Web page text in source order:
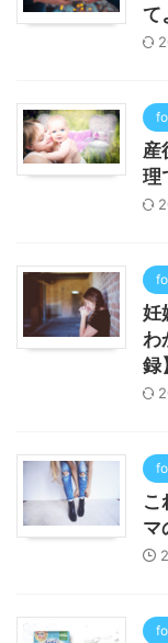
て
産
理
妊
わ
録】
こ
マ